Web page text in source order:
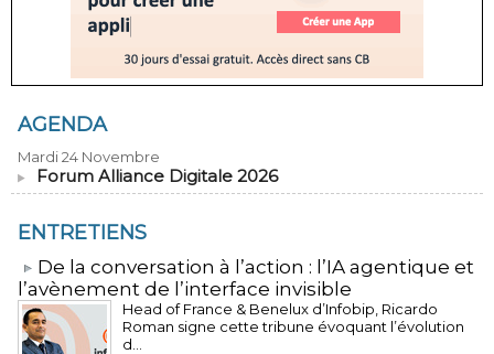
AGENDA
Mardi 24 Novembre
Forum Alliance Digitale 2026
ENTRETIENS
​De la conversation à l’action : l’IA agentique et
l’avènement de l’interface invisible
Head of France & Benelux d’Infobip, Ricardo
Roman signe cette tribune évoquant l’évolution
d...